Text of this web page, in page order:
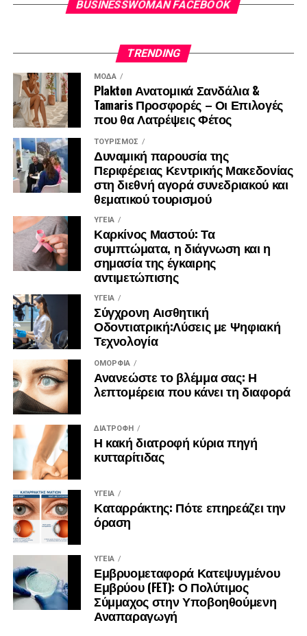
BUSINESSWOMAN FACEBOOK
TRENDING
ΜΌΔΑ
Plakton Ανατομικά Σανδάλια &
Tamaris Προσφορές – Οι Επιλογές
που θα Λατρέψεις Φέτος
ΤΟΥΡΙΣΜΌΣ
Δυναμική παρουσία της
Περιφέρειας Κεντρικής Μακεδονίας
στη διεθνή αγορά συνεδριακού και
θεματικού τουρισμού
ΥΓΕΊΑ
Καρκίνος Μαστού: Τα
συμπτώματα, η διάγνωση και η
σημασία της έγκαιρης
αντιμετώπισης
ΥΓΕΊΑ
Σύγχρονη Αισθητική
Οδοντιατρική:Λύσεις με Ψηφιακή
Τεχνολογία
ΟΜΟΡΦΙΆ
Ανανεώστε το βλέμμα σας: Η
λεπτομέρεια που κάνει τη διαφορά
ΔΙΑΤΡΟΦΉ
Η κακή διατροφή κύρια πηγή
κυτταρίτιδας
ΥΓΕΊΑ
Καταρράκτης: Πότε επηρεάζει την
όραση
ΥΓΕΊΑ
Εμβρυομεταφορά Κατεψυγμένου
Εμβρύου (FET): Ο Πολύτιμος
Σύμμαχος στην Υποβοηθούμενη
Αναπαραγωγή